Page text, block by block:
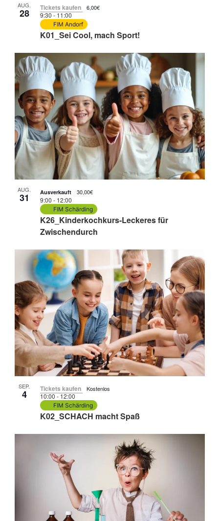
AUG.
28
K01_Sei Cool, mach Sport!
9:30-11:00
FIM Andorf
Tickets kaufen 6,00€
AUG.
31
K26_Kinderkochkurs-Leckeres für
Zwischendurch
9:00 - 12:00
FIM Schärding
Ausverkauft 30,00€
SEP.
4
K02_SCHACH macht Spaß
10:00-12:00
FIM Schärding
Tickets kaufen Kostenlos